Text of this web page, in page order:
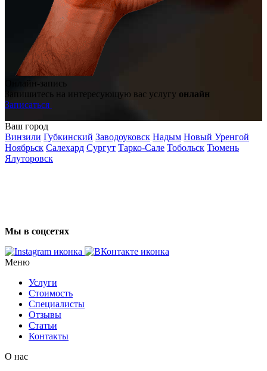
Онлайн-запись
Запишитесь на интересующую вас услугу онлайн
Записаться
Ваш город
Винзили Губкинский Заводоуковск Надым Новый Уренгой
Ноябрьск Салехард Сургут Тарко-Сале Тобольск Тюмень
Ялуторовск
Мы в соцсетях
Меню
Услуги
Стоимость
Специалисты
Отзывы
Статьи
Контакты
О нас